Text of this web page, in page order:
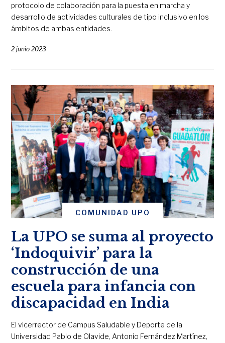
protocolo de colaboración para la puesta en marcha y
desarrollo de actividades culturales de tipo inclusivo en los
ámbitos de ambas entidades.
2 junio 2023
COMUNIDAD UPO
La UPO se suma al proyecto
‘Indoquivir’ para la
construcción de una
escuela para infancia con
discapacidad en India
El vicerrector de Campus Saludable y Deporte de la
Universidad Pablo de Olavide, Antonio Fernández Martínez,